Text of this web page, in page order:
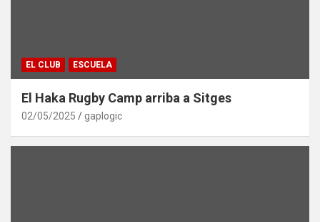
EL CLUB ESCUELA
El Haka Rugby Camp arriba a Sitges
02/05/2025 gaplogic